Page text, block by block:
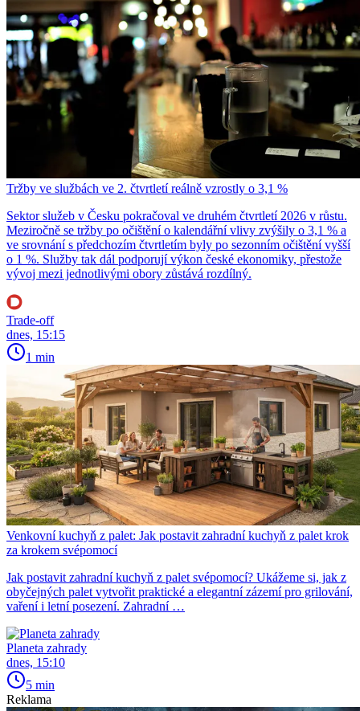
Tržby ve službách ve 2. čtvrtletí reálně vzrostly o 3,1 %
Sektor služeb v Česku pokračoval ve druhém čtvrtletí 2026 v růstu.
Meziročně se tržby po očištění o kalendářní vlivy zvýšily o 3,1 % a
ve srovnání s předchozím čtvrtletím byly po sezonním očištění vyšší
o 1 %. Služby tak dál podporují výkon české ekonomiky, přestože
vývoj mezi jednotlivými obory zůstává rozdílný.
Trade-off
dnes, 15:15
1 min
Venkovní kuchyň z palet: Jak postavit zahradní kuchyň z palet krok
za krokem svépomocí
Jak postavit zahradní kuchyň z palet svépomocí? Ukážeme si, jak z
obyčejných palet vytvořit praktické a elegantní zázemí pro grilování,
vaření i letní posezení. Zahradní …
Planeta zahrady
dnes, 15:10
5 min
Reklama